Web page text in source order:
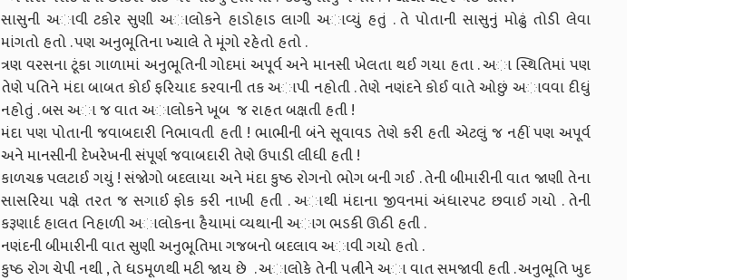
સાસુની અાવી ટકોર સુણી અાલોકને હાડોહાડ લાગી અાવ્યું હતું . તે પોતાની સાસુનું મોઢું તોડી લેવા
માંગતો હતો . પણ અનુભૂતિના ખ્યાલે તે મૂંગો રહેતો હતો .
ત્રણ વરસના ટૂંકા ગાળામાં અનુભૂતિની ગોદમાં અપૂર્વ અને માનસી ખેલતા થઈ ગયા હતા . અા સ્થિતિમાં પણ
તેણે પતિને મંદા બાબત કોઈ ફરિયાદ કરવાની તક અાપી નહોતી . તેણે નણંદને કોઈ વાતે ઓછું અાવવા દીધું
નહોતું . બસ અા જ વાત અાલોકને ખૂબ જ રાહત બક્ષતી હતી !
મંદા પણ પોતાની જવાબદારી નિભાવતી હતી ! ભાભીની બંને સૂવાવડ તેણે કરી હતી એટલું જ નહીં પણ અપૂર્વ
અને માનસીની દેખરેખની સંપૂર્ણ જવાબદારી તેણે ઉપાડી લીધી હતી !
કાળચક્ર પલટાઈ ગયું ! સંજોગો બદલાયા અને મંદા કુષ્ઠ રોગનો ભોગ બની ગઈ . તેની બીમારીની વાત જાણી તેના
સાસરિયા પક્ષે તરત જ સગાઈ ફોક કરી નાખી હતી . અાથી મંદાના જીવનમાં અંધારપટ છવાઈ ગયો . તેની
કરૂણાર્દ હાલત નિહાળી અાલોકના હૈયામાં વ્યથાની અાગ ભડકી ઊઠી હતી .
નણંદની બીમારીની વાત સુણી અનુભૂતિમા ગજબનો બદલાવ અાવી ગયો હતો .
કુષ્ઠ રોગ ચેપી નથી , તે ધડમૂળથી મટી જાય છે . અાલોકે તેની પત્નીને અા વાત સમજાવી હતી . અનુભૂતિ ખુદ